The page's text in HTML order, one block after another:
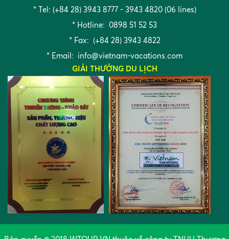
* Tel: (+84 28) 3943 8777 - 3943 4820 (06 lines)
* Hotline: 0898 51 52 53
* Fax: (+84 28) 3943 4822
* Email: info@vietnam-vacations.com
GIẢI THƯỞNG DU LỊCH